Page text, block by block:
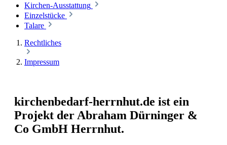
Kirchen-Ausstattung
Einzelstücke
Talare
Rechtliches
Impressum
kirchenbedarf-herrnhut.de ist ein
Projekt der Abraham Dürninger &
Co GmbH Herrnhut.